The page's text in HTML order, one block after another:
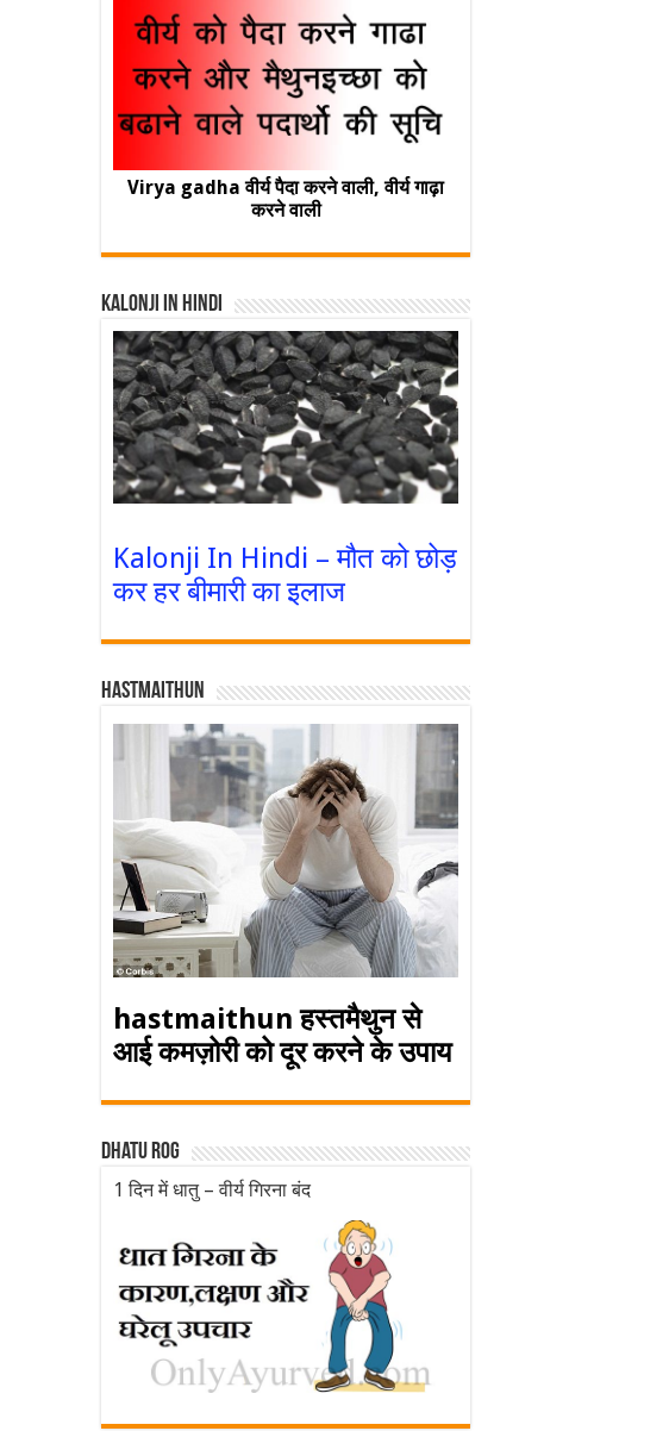
Virya gadha वीर्य पैदा करने वाली, वीर्य गाढ़ा
करने वाली
Kalonji In Hindi
Kalonji In Hindi – मौत को छोड़
कर हर बीमारी का इलाज
Hastmaithun
hastmaithun हस्तमैथुन से
आई कमज़ोरी को दूर करने के उपाय
Dhatu rog
1 दिन में धातु – वीर्य गिरना बंद